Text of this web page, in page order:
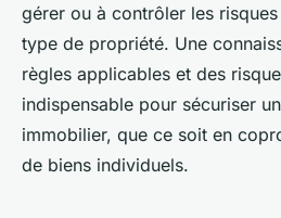
gérer ou à contrôler les
type de propriété. Une
règles applicables et des
indispensable pour sécuriser
immobilier, que ce soit en
de biens individuels.